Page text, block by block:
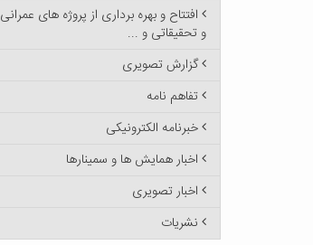
افتتاح و بهره برداری از پروژه های عمرانی
و تحقیقاتی و ...
گزارش تصویری
تفاهم نامه
خبرنامه الکترونیکی
اخبار همایش ها و سمینارها
اخبار تصویری
نشریات